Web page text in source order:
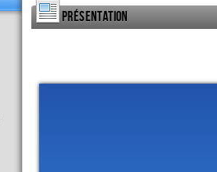
Présentation